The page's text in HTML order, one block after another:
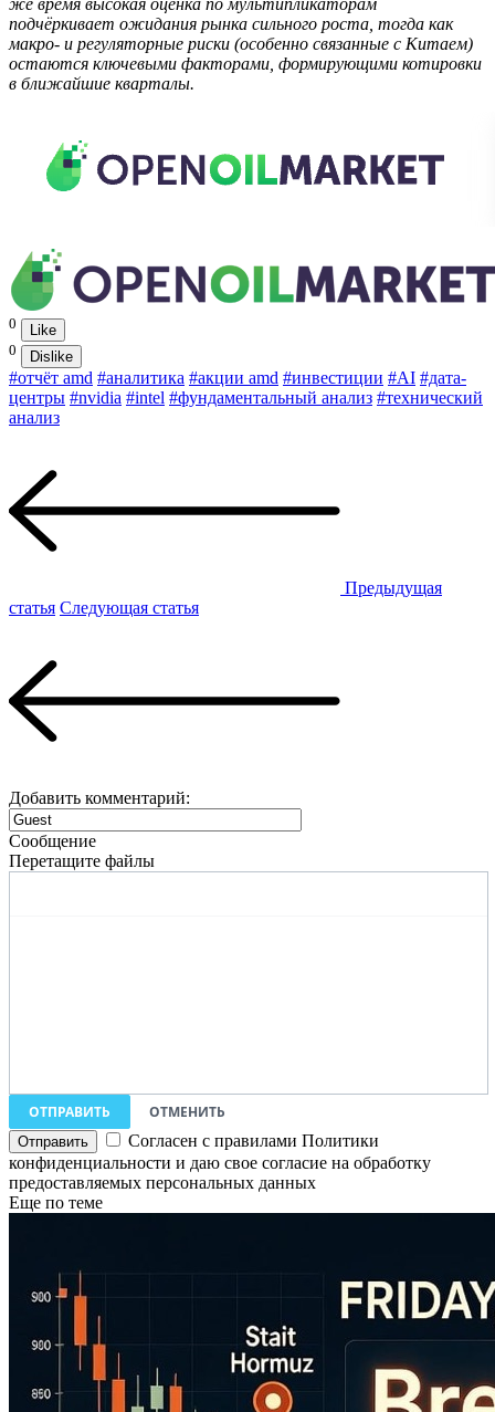
подчёркивает ожидания рынка сильного роста, тогда как
макро- и регуляторные риски (особенно связанные с Китаем)
остаются ключевыми факторами, формирующими котировки
в ближайшие кварталы.
0
Like
0
Dislike
#отчёт amd #аналитика #акции amd #инвестиции #AI #дата-
центры #nvidia #intel #фундаментальный анализ #технический
анализ
Предыдущая
статья Следующая статья
Добавить комментарий:
Сообщение
Перетащите файлы
ОТПРАВИТЬ
ОТМЕНИТЬ
Согласен с правилами Политики
конфиденциальности и даю свое согласие на обработку
предоставляемых персональных данных
Еще по теме